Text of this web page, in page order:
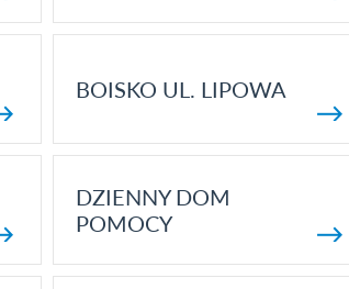
BOISKO UL. LIPOWA
DZIENNY DOM
POMOCY